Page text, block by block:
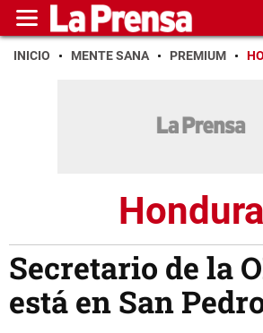
INICIO MENTE SANA PREMIUM
Secretario de la
está en San